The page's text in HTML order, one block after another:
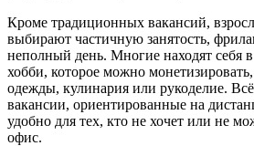
Кроме традиционных вакансий,
выбирают частичную занятость,
неполный день. Многие находят себя в
хобби, которое можно
одежды, кулинария или рукоделие.
вакансии, ориентированные на
удобно для тех, кто не хочет или не
офис.